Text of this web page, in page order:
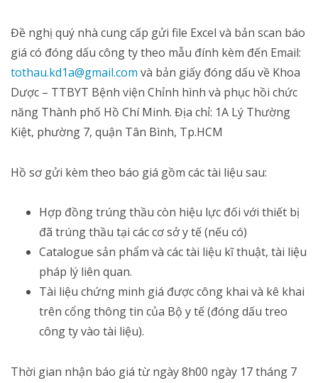
Đề nghị quý nhà cung cấp gửi file Excel và bản scan báo
giá có đóng dấu công ty theo mẫu đính kèm đến Email:
tothau.kd1a@gmail.com và bản giấy đóng dấu về Khoa
Dược – TTBYT Bệnh viện Chỉnh hình và phục hồi chức
năng Thành phố Hồ Chí Minh. Địa chỉ: 1A Lý Thường
Kiệt, phường 7, quận Tân Bình, Tp.HCM
Hồ sơ gửi kèm theo báo giá gồm các tài liệu sau:
Hợp đồng trúng thầu còn hiệu lực đối với thiết bị
đã trúng thầu tại các cơ sở y tế (nếu có)
Catalogue sản phẩm và các tài liệu kĩ thuật, tài liệu
pháp lý liên quan.
Tài liệu chứng minh giá được công khai và kê khai
trên cổng thông tin của Bộ y tế (đóng dấu treo
công ty vào tài liệu).
Thời gian nhận báo giá từ ngày 8h00 ngày 17 tháng 7